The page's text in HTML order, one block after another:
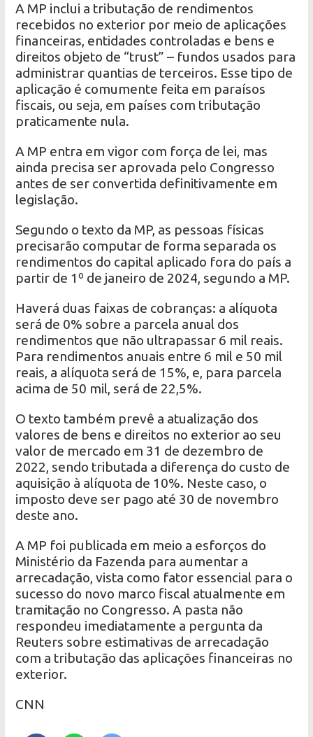
A MP inclui a tributação de rendimentos
recebidos no exterior por meio de aplicações
financeiras, entidades controladas e bens e
direitos objeto de “trust” – fundos usados para
administrar quantias de terceiros. Esse tipo de
aplicação é comumente feita em paraísos
fiscais, ou seja, em países com tributação
praticamente nula.
A MP entra em vigor com força de lei, mas
ainda precisa ser aprovada pelo Congresso
antes de ser convertida definitivamente em
legislação.
Segundo o texto da MP, as pessoas físicas
precisarão computar de forma separada os
rendimentos do capital aplicado fora do país a
partir de 1º de janeiro de 2024, segundo a MP.
Haverá duas faixas de cobranças: a alíquota
será de 0% sobre a parcela anual dos
rendimentos que não ultrapassar 6 mil reais.
Para rendimentos anuais entre 6 mil e 50 mil
reais, a alíquota será de 15%, e, para parcela
acima de 50 mil, será de 22,5%.
O texto também prevê a atualização dos
valores de bens e direitos no exterior ao seu
valor de mercado em 31 de dezembro de
2022, sendo tributada a diferença do custo de
aquisição à alíquota de 10%. Neste caso, o
imposto deve ser pago até 30 de novembro
deste ano.
A MP foi publicada em meio a esforços do
Ministério da Fazenda para aumentar a
arrecadação, vista como fator essencial para o
sucesso do novo marco fiscal atualmente em
tramitação no Congresso. A pasta não
respondeu imediatamente a pergunta da
Reuters sobre estimativas de arrecadação
com a tributação das aplicações financeiras no
exterior.
CNN